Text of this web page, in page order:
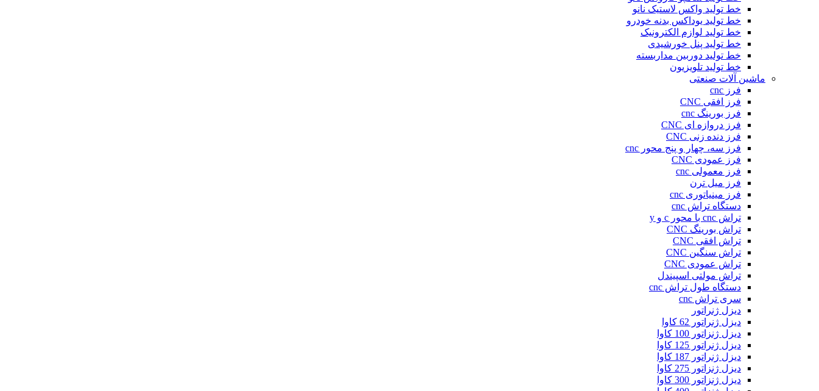
خط تولید واکس لاستیک نانو
خط تولید یوداکس بدنه خودرو
خط تولید لوازم الکترونیک
خط تولید پنل خورشیدی
خط تولید دوربین مداربسته
خط تولید تلویزیون
ماشین آلات صنعتی
فرز cnc
فرز افقی CNC
فرز بورینگ cnc
فرز دروازه ای CNC
فرز دنده زنی CNC
فرز سه، چهار و پنج محور cnc
فرز عمودی CNC
فرز معمولی cnc
فرز میل ترن
فرز مینیاتوری cnc
دستگاه تراش cnc
تراش cnc با محور c و y
تراش بورینگ CNC
تراش افقی CNC
تراش سنگین CNC
تراش عمودی CNC
تراش مولتی اسپیندل
دستگاه طول تراش cnc
سری تراش cnc
دیزل ژنراتور
دیزل ژنراتور 62 کاوا
دیزل ژنزاتور 100 کاوا
دیزل ژنراتور 125 کاوا
دیزل ژنراتور 187 کاوا
دیزل ژنزاتور 275 کاوا
دیزل ژنزاتور 300 کاوا